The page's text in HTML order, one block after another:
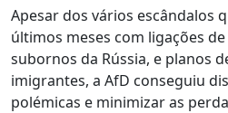
Apesar dos vários escândalos
últimos meses com ligações
subornos da Rússia, e planos
imigrantes, a AfD conseguiu
polémicas e minimizar as